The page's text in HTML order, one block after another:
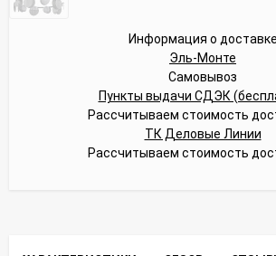
Информация о доставке
Эль-Монте
Самовывоз
Пункты выдачи СДЭК
Рассчитываем стоимость
ТК Деловые Линии
Рассчитываем стоимость